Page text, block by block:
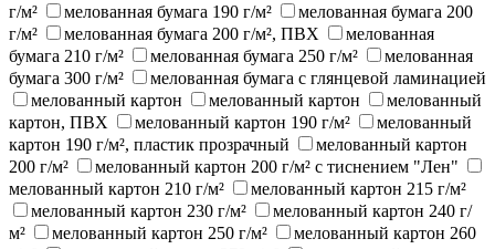
г/м²
мелованная бумага 190 г/м²
мелованная бумага 200
г/м²
мелованная бумага 200 г/м², ПВХ
мелованная
бумага 210 г/м²
мелованная бумага 250 г/м²
мелованная
бумага 300 г/м²
мелованная бумага с глянцевой ламинацией
мелованный картон
мелованный картон
мелованный
картон, ПВХ
мелованный картон 190 г/м²
мелованный
картон 190 г/м², пластик прозрачный
мелованный картон
200 г/м²
мелованный картон 200 г/м² с тиснением "Лен"
мелованный картон 210 г/м²
мелованный картон 215 г/м²
мелованный картон 230 г/м²
мелованный картон 240 г/
м²
мелованный картон 250 г/м²
мелованный картон 260